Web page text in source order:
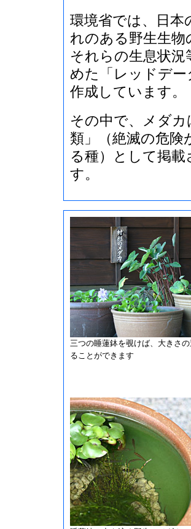
環境省では、日本
れのある野生生物
それらの生息状況
めた「レッドデ
作成しています。
その中で、メダ
類」（絶滅の危険
る種）として掲
す。
三つの睡蓮鉢を覗けば、大きさ
ることができます